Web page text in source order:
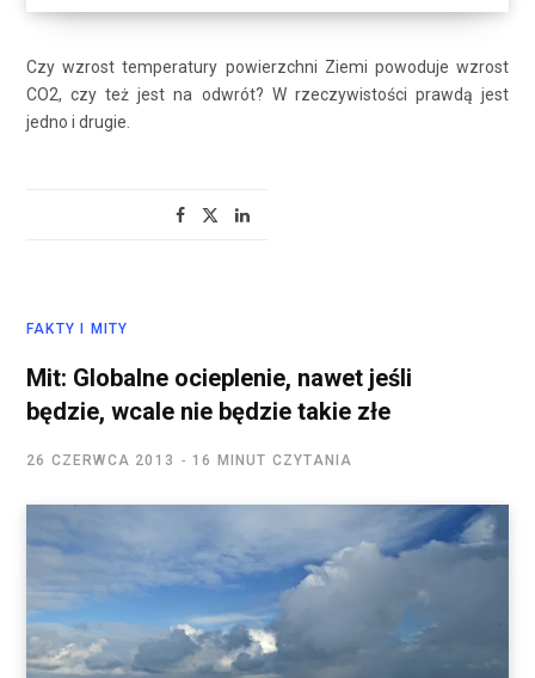
Czy wzrost temperatury powierzchni Ziemi powoduje wzrost
CO2, czy też jest na odwrót? W rzeczywistości prawdą jest
jedno i drugie.
FAKTY I MITY
Mit: Globalne ocieplenie, nawet jeśli
będzie, wcale nie będzie takie złe
26 CZERWCA 2013 16 MINUT CZYTANIA